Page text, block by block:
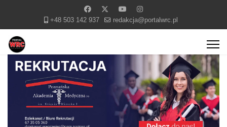
+48 503 142 937 redakcja@portalwrc.pl